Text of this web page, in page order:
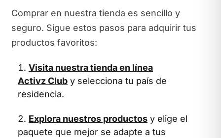
Comprar en nuestra tienda es sencillo y
seguro. Sigue estos pasos para adquirir tus
productos favoritos:
Visita nuestra tienda en línea
Activz Club y selecciona tu país de
residencia.
Explora nuestros productos y elige el
paquete que mejor se adapte a tus